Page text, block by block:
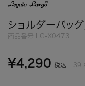
ショルダーバッ
商品番号 LG-X0473
¥4,290 税込 39